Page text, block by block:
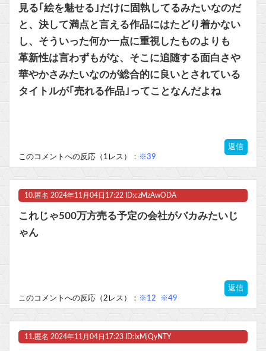
見る｢絵を魅せる｣だけに固執してるみたいなのだ
と、決して満点と言える作品にはたどり着かない
し、そういった何か一点に重視したものよりも
革新性は言わずもがな、そこに追随する面白さや
華やかさみたいなのが総合的に良いとされている
タイトルが｢売れる作品｣ってことなんだよね
返信
このコメントへの反応（1レス）： ※39
10. 匿名 2024年11月04日17:22 ID:czMzAwODA
これじゃ500万方売る予定の会社がバカみたいじ
ゃん
返信
このコメントへの反応（2レス）： ※12 ※49
11. 匿名 2024年11月04日17:23 ID:IxMjQyNTY